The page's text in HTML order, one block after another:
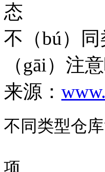
态
不（bú）
（gāi）注
来源：
不同类型仓
项